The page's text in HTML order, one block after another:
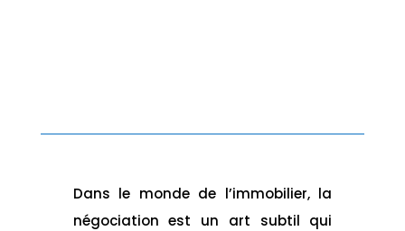
Dans le monde de l’immobilier, la
négociation est un art subtil qui